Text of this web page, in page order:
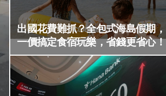
出國花費難抓？全包式海島假期，
一價搞定食宿玩樂，省錢更省心！